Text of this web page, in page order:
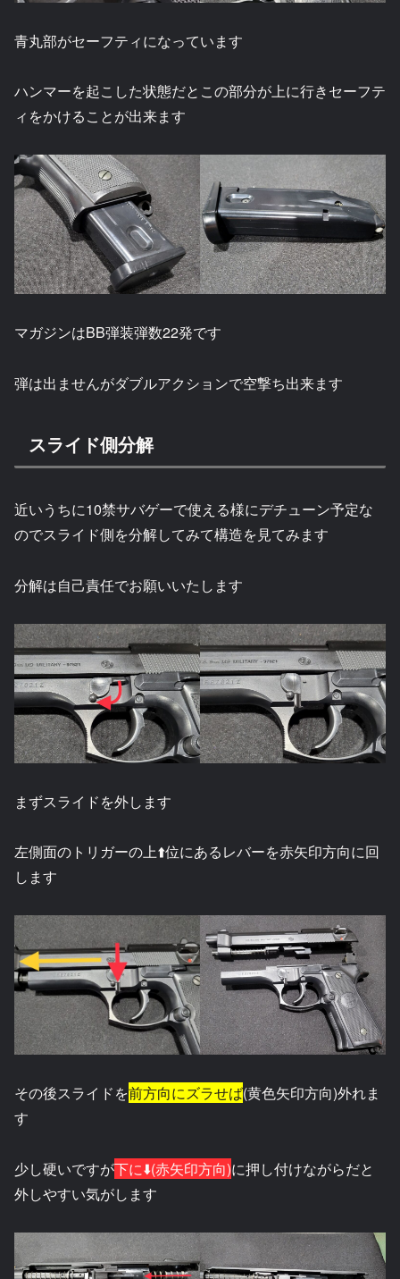
青丸部がセーフティになっています
ハンマーを起こした状態だとこの部分が上に行きセーフテ
ィをかけることが出来ます
マガジンはBB弾装弾数22発です
弾は出ませんがダブルアクションで空撃ち出来ます
スライド側分解
近いうちに10禁サバゲーで使える様にデチューン予定な
のでスライド側を分解してみて構造を見てみます
分解は自己責任でお願いいたします
まずスライドを外します
左側面のトリガーの上⬆️位にあるレバーを赤矢印方向に回
します
その後スライドを前方向にズラせば(黄色矢印方向)外れま
す
少し硬いですが下に⬇️(赤矢印方向)に押し付けながらだと
外しやすい気がします